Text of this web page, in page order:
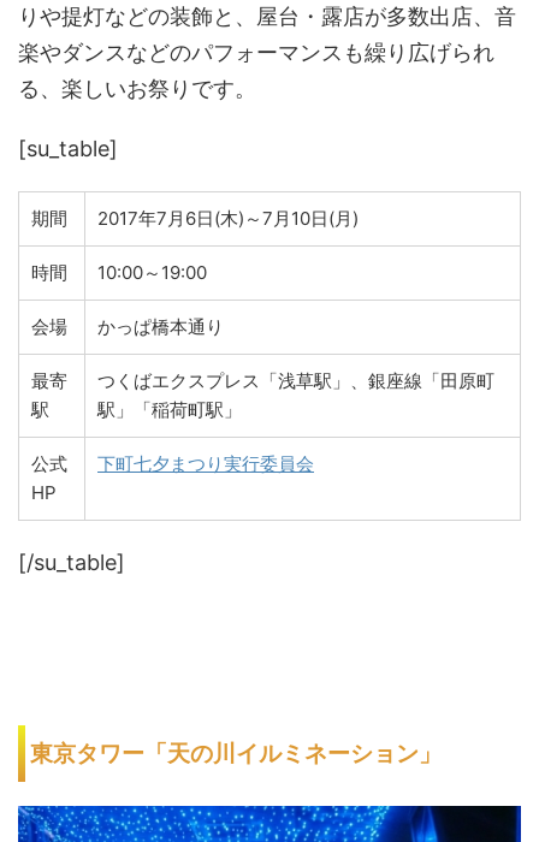
りや提灯などの装飾と、屋台・露店が多数出店、音
楽やダンスなどのパフォーマンスも繰り広げられ
る、楽しいお祭りです。
[su_table]
期間 2017年7月6日(木)～7月10日(月)
時間 10:00～19:00
会場 かっぱ橋本通り
最寄
駅
つくばエクスプレス「浅草駅」、銀座線「田原町
駅」「稲荷町駅」
公式
HP
下町七夕まつり実行委員会
[/su_table]
東京タワー「天の川イルミネーション」